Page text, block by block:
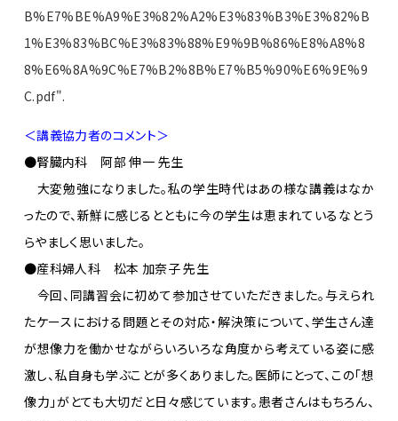
B%E7%BE%A9%E3%82%A2%E3%83%B3%E3%82%B
1%E3%83%BC%E3%83%88%E9%9B%86%E8%A8%8
8%E6%8A%9C%E7%B2%8B%E7%B5%90%E6%9E%9
C.pdf".
＜講義協力者のコメント＞
●腎臓内科 阿部 伸一 先生
大変勉強になりました。私の学生時代はあの様な講義はなか
ったので、新鮮に感じるとともに今の学生は恵まれているなとう
らやましく思いました。
●産科婦人科 松本 加奈子 先生
今回、同講習会に初めて参加させていただきました。与えられ
たケースにおける問題とその対応・解決策について、学生さん達
が想像力を働かせながらいろいろな角度から考えている姿に感
激し、私自身も学ぶことが多くありました。医師にとって、この「想
像力」がとても大切だと日々感じています。患者さんはもちろん、